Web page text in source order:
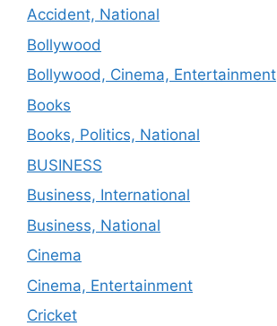
Accident, National
Bollywood
Bollywood, Cinema, Entertainment
Books
Books, Politics, National
BUSINESS
Business, International
Business, National
Cinema
Cinema, Entertainment
Cricket